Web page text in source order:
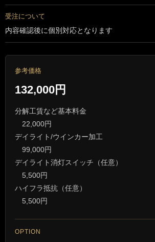
受注について
内容確認後に個別対応となります
参考価格
132,000円
分解工賃など基本料金
22,000円
デイライト/ウインカー加工
99,000円
デイライト消灯スイッチ（任意）
5,500円
ハイフラ抵抗（任意）
5,500円
OPTION